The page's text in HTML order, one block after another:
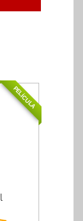
PELÍCULA